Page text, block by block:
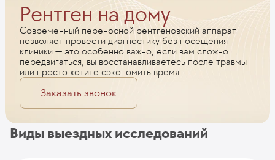
Рентген на дому
Современный переносной рентгеновский аппарат
позволяет провести диагностику без посещения
клиники — это особенно важно, если вам сложно
передвигаться, вы восстанавливаетесь после травмы
или просто хотите сэкономить время.
Заказать звонок
Виды выездных исследований